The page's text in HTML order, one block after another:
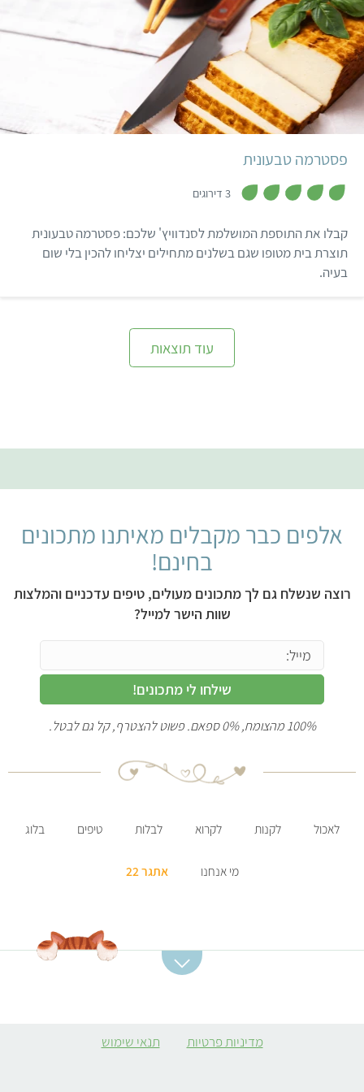
וספונטני.
קל
פסטרמה טבעונית
3 דירוגים
ך
5
קבלו את התוספת המושלמת לסנדוויץ' שלכם: פסטרמה טבעונית
תוצרת בית מטופו שגם בשלנים מתחילים יצליחו להכין בלי שום
בעיה.
עוד תוצאות
אלפים כבר מקבלים מאיתנו מתכונים
בחינם!
רוצה שנשלח גם לך מתכונים מעולים, טיפים עדכניים והמלצות
שוות הישר למייל?
שילחו לי מתכונים!
100% מהצומח, 0% ספאם. פשוט להצטרף, קל גם לבטל.
לאכול לקנות לקרוא לבלות טיפים בלוג
מי אנחנו אתגר 22
קובה סלק
מדיניות פרטיות תנאי שימוש